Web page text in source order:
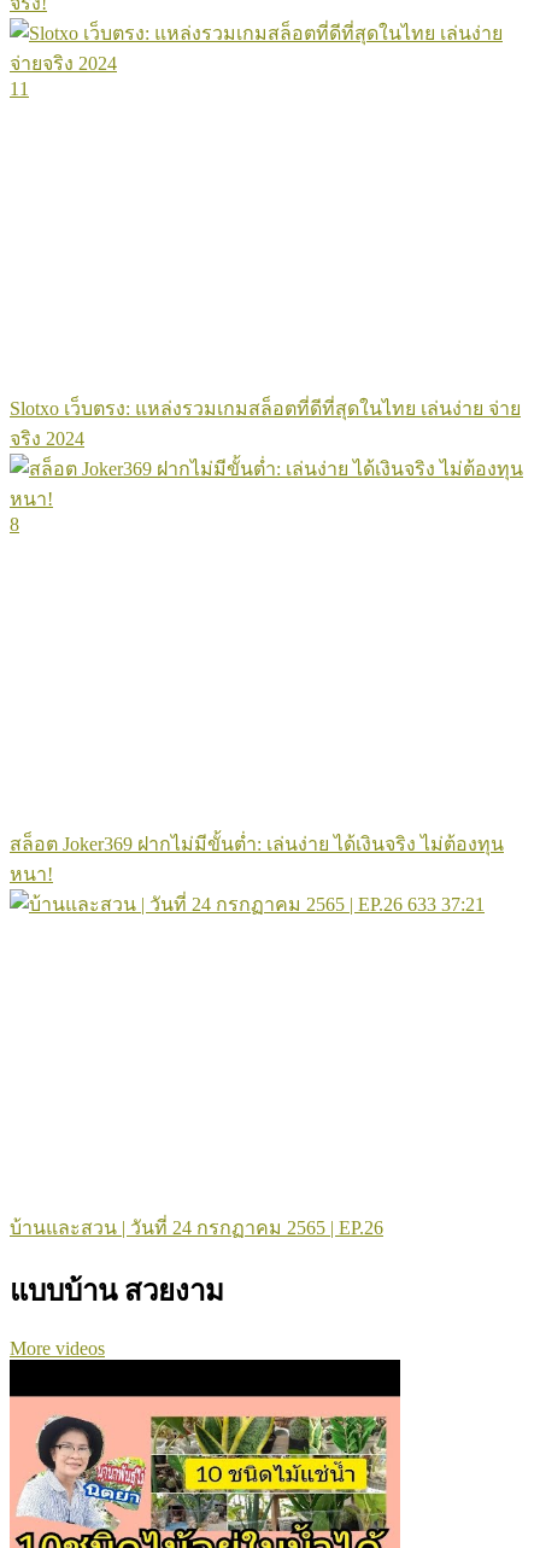
11
Slotxo เว็บตรง: แหล่งรวมเกมสล็อตที่ดีที่สุดในไทย เล่นง่าย จ่าย
จริง 2024
8
สล็อต Joker369 ฝากไม่มีขั้นต่ำ: เล่นง่าย ได้เงินจริง ไม่ต้องทุน
หนา!
633 37:21
บ้านและสวน | วันที่ 24 กรกฏาคม 2565 | EP.26
แบบบ้าน สวยงาม
More videos